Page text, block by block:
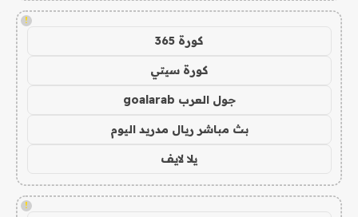
!
كورة 365
كورة سيتي
جول العرب goalarab
بث مباشر ريال مدريد اليوم
يلا لايف
!